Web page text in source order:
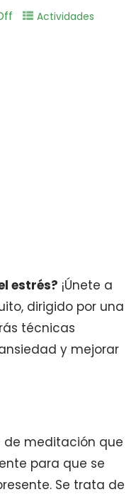
Actividades
estrés? ¡Únete a
dirigido por una
técnicas
y mejorar
de meditación que
para que se
Se trata de